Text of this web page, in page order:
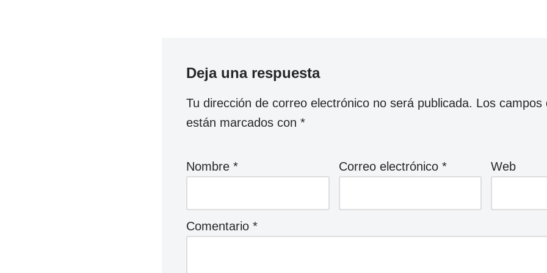
Deja una respuesta
Tu dirección de correo electrónico no será publicada. Los campos
están marcados con*
Nombre* Correo electrónico * Web
Comentario*